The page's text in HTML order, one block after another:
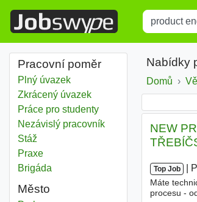
Title
Pracovní poměr
Plný úvazek
Zkrácený úvazek
Práce pro studenty
Nezávislý pracovník
Stáž
Praxe
Brigáda
Město
Nabídky
Domů
NEW
Top Job
Máte
procesu -